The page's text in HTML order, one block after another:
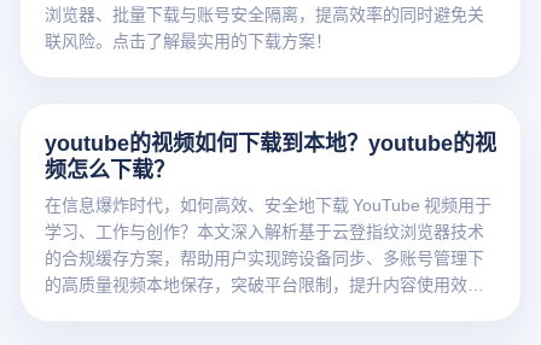
浏览器、批量下载与账号安全隔离，提高效率的同时避免关
联风险。点击了解最实用的下载方案！
youtube的视频如何下载到本地？youtube的视
频怎么下载？
在信息爆炸时代，如何高效、安全地下载 YouTube 视频用于
学习、工作与创作？本文深入解析基于云登指纹浏览器技术
的合规缓存方案，帮助用户实现跨设备同步、多账号管理下
的高质量视频本地保存，突破平台限制，提升内容使用效